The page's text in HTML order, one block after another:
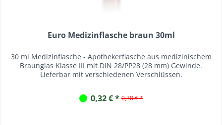
Euro Medizinflasche braun 30ml
30 ml Medizinflasche - Apothekerflasche aus medizinischem
Braunglas Klasse III mit DIN 28/PP28 (28 mm) Gewinde.
Lieferbar mit verschiedenen Verschlüssen.
0,32 € * 0,38 € *